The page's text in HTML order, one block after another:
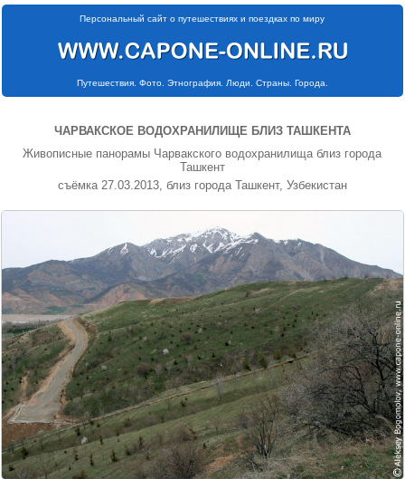
Персональный сайт о путешествиях и поездках по миру
Путешествия. Фото. Этнография. Люди. Страны. Города.
ЧАРВАКСКОЕ ВОДОХРАНИЛИЩЕ БЛИЗ ТАШКЕНТА
Живописные панорамы Чарвакского водохранилища близ города
Ташкент
съёмка 27.03.2013, близ города Ташкент, Узбекистан